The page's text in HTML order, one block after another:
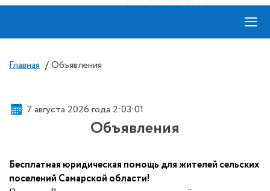
≡
Главная / Объявления
7 августа 2026 года 2:03:02
Объявления
Бесплатная юридическая помощь для жителей сельских
поселений Самарской области!